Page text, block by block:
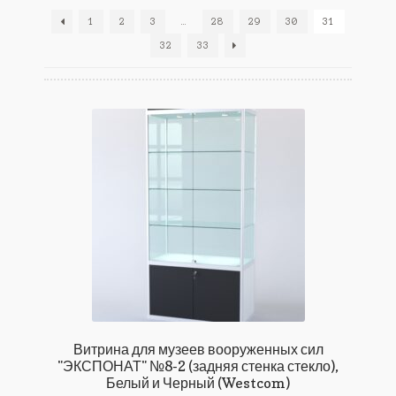
1 2 3 28 29 30 31
32 33
Витрина для музеев вооруженных сил
"ЭКСПОНАТ" №8-2 (задняя стенка стекло),
Белый и Черный (Westcom)